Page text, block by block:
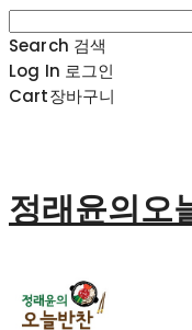
Search 검색
Log In 로그인
Cart장바구니
정래윤의오